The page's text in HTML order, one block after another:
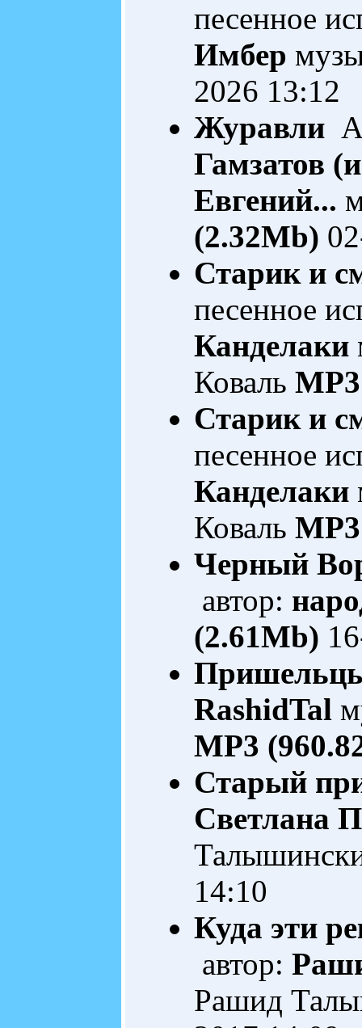
песенное
Имбер
2026 13:12
Журавли
Гамзатов
Евгений...
(2.32Mb)
Старик и
песенное
Канделаки
Коваль
Старик и
песенное
Канделаки
Коваль
Черный
автор:
(2.61Mb)
RashidTal
MP3
Старый
Светлана
14:10
Куда эти
автор:
Рашид